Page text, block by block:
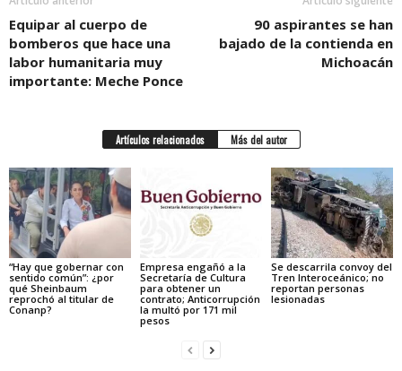
Equipar al cuerpo de
bomberos que hace una
labor humanitaria muy
importante: Meche Ponce
90 aspirantes se han
bajado de la contienda en
Michoacán
Artículos relacionados Más del autor
“Hay que gobernar con
sentido común”: ¿por
qué Sheinbaum
reprochó al titular de
Conanp?
Empresa engañó a la
Secretaría de Cultura
para obtener un
contrato; Anticorrupción
la multó por 171 mil
pesos
Se descarrila convoy del
Tren Interoceánico; no
reportan personas
lesionadas